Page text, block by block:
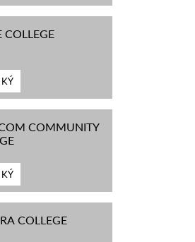
COLLEGE
COMMUNITY
COLLEGE